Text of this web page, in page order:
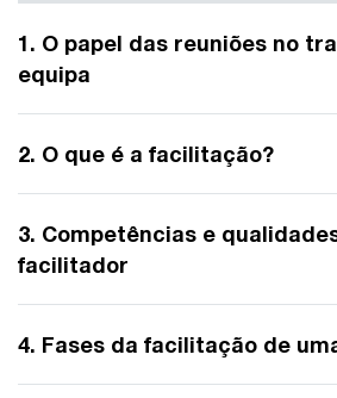
1. O papel das reuniões no
equipa
2. O que é a facilitação?
3. Competências e
facilitador
4. Fases da facilitação de